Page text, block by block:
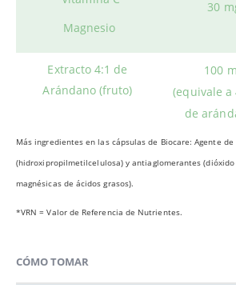
Magnesio
30
Extracto 4:1 de
Arándano (fruto)
100
(equivale a
de
Más ingredientes en las cápsulas de Biocare: Agente
(hidroxipropilmetilcelulosa) y antiaglomerantes (dióxido
magnésicas de ácidos grasos).
*VRN = Valor de Referencia de Nutrientes.
CÓMO TOMAR